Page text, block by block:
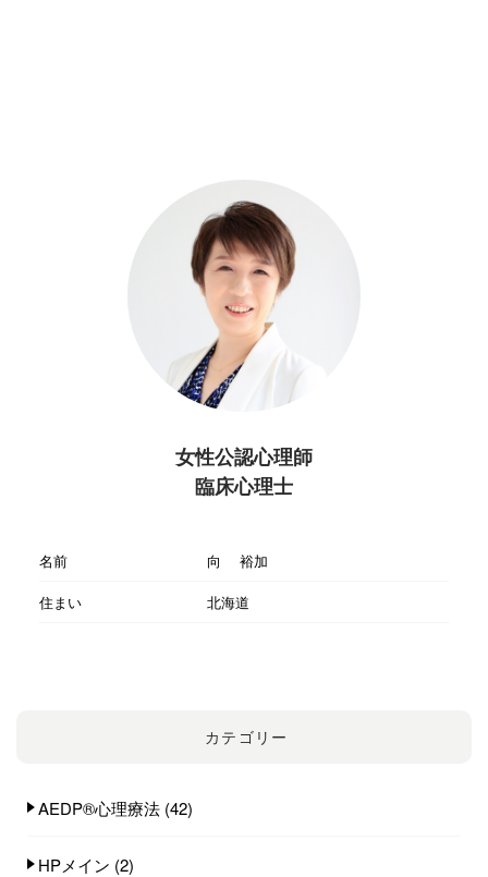
女性公認心理師
臨床心理士
名前
向 裕加
住まい
北海道
カテゴリー
AEDP®︎心理療法 (42)
HPメイン (2)